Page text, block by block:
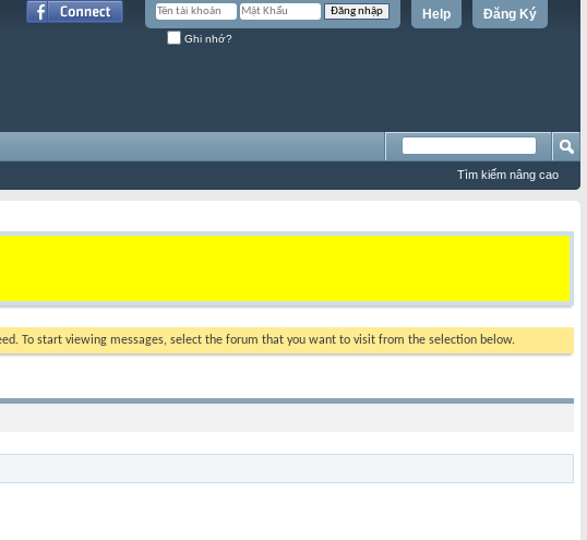
Đăng Ký
Help
Ghi nhớ?
Tìm kiếm nâng cao
To start viewing messages, select the forum that you want to visit from the selection below.